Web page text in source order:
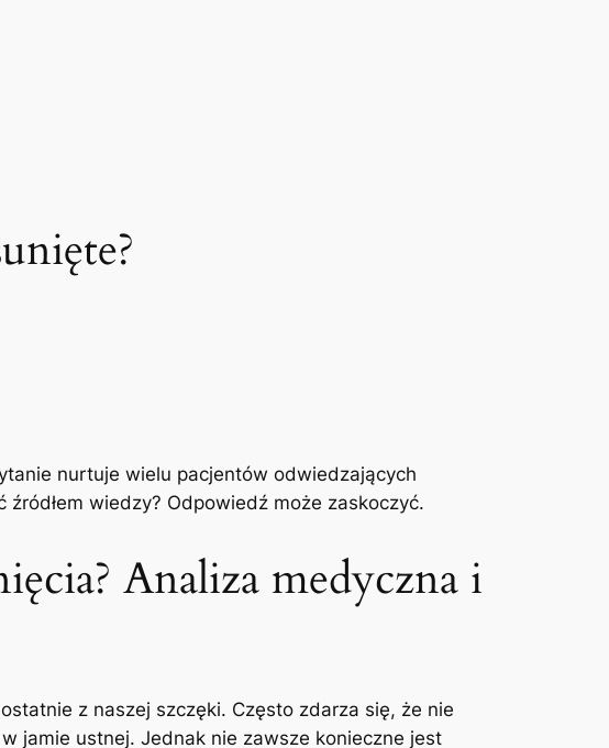
nurtuje wielu pacjentów odwiedzających
wiedzy? Odpowiedź⁢ może zaskoczyć.
​Analiza medyczna i
z naszej szczęki. Często zdarza się, że nie
jamie ustnej. Jednak nie zawsze konieczne‍ jest